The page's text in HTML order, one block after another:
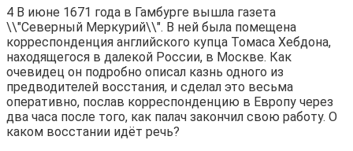
4 В июне 1671 года в Гамбурге вышла газета
\\"Северный Меркурий\\". В ней была помещена
корреспонденция английского купца Томаса Хебдона,
находящегося в далекой России, в Москве. Как
очевидец он подробно описал казнь одного из
предводителей восстания, и сделал это весьма
оперативно, послав корреспонденцию в Европу через
два часа после того, как палач закончил свою работу. О
каком восстании идёт речь?